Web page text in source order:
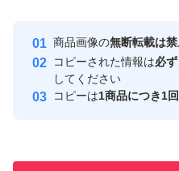
角質が増える現象を発見。
摩擦ダメージを生みやすい
アできないかと、逆転の発
角層をほぐし、やわらかく
安心取引出品者
取引実績
商品画像の無断転載は
コピーされた情報は必
してください
コピーは1商品につき1回